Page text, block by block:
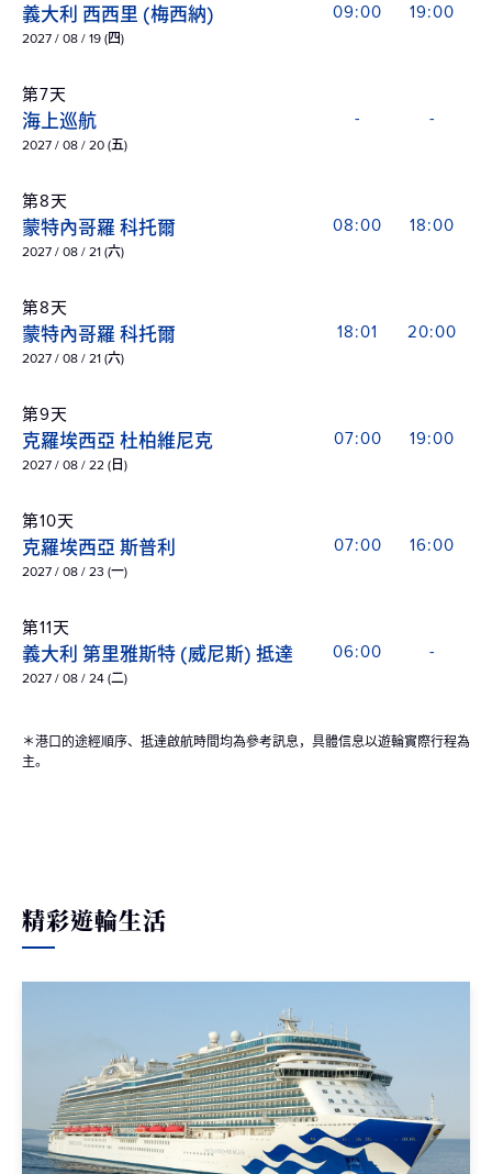
義大利 西西里 (梅西納)
2027 / 08 / 19 (四)
09:00 19:00
第7天
海上巡航
2027 / 08 / 20 (五)
- -
第8天
蒙特內哥羅 科托爾
2027 / 08 / 21 (六)
08:00 18:00
第8天
蒙特內哥羅 科托爾
2027 / 08 / 21 (六)
18:01 20:00
第9天
克羅埃西亞 杜柏維尼克
2027 / 08 / 22 (日)
07:00 19:00
第10天
克羅埃西亞 斯普利
2027 / 08 / 23 (一)
07:00 16:00
第11天
義大利 第里雅斯特 (威尼斯) 抵達
2027 / 08 / 24 (二)
06:00 -
＊港口的途經順序、抵達啟航時間均為參考訊息，具體信息以遊輪實際行程為
主。
精彩遊輪生活